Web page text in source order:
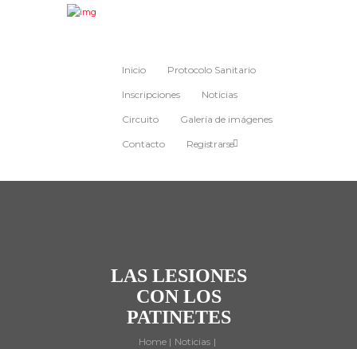
Inicio Protocolo Sanitario
Inscripciones Noticias
Circuito Galería de imágenes
Contacto Registrarse
LAS LESIONES
CON LOS
PATINETES
Home
Noticias